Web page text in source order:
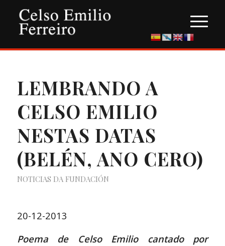
LEMBRANDO A
CELSO EMILIO
NESTAS DATAS
(BELÉN, ANO CERO)
NOTICIAS DA FUNDACIÓN
20-12-2013
Poema de Celso Emilio cantado por